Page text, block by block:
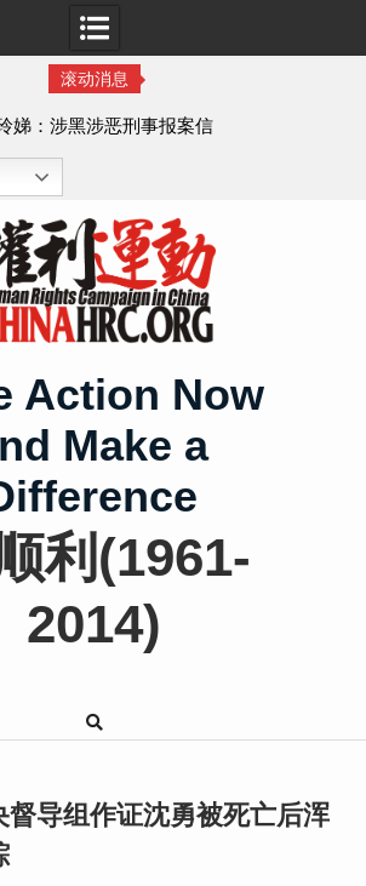
滚动消息
娣：涉黑涉恶刑事报案信
Action Now
Make a
利(1961-
2014)
督导组作证沈勇被死亡后浑